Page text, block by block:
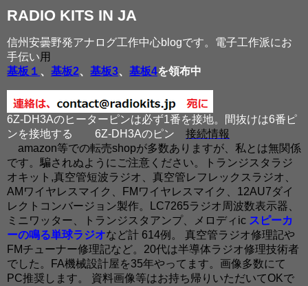
RADIO KITS IN JA
信州安曇野発アナログ工作中心blogです。電子工作派にお
手伝い用
基板１ 、 基板2、 基板3、 基板4を領布中
6Z-DH3Aのヒーターピンは必ず1番を接地。間抜けは6番ピ
ンを接地する
6Z-DH3Aのピン 接続情報
amazon等での転売shopが多数ありますが、私とは無関係
です。騙されぬようにご注意ください。トランジスタラジ
オキット,真空管短波ラジオ、真空管レフレックスラジオ、
AMワイヤレスマイク、FMワイヤレスマイク、12AU7ダイ
レクトコンバージョン製作。LC7265ラジオ周波数表示器、
ミニワッター、トランジスタアンプ、メロディic スピーカ
ーの鳴る単球ラジオなど計 614例。 真空管ラジオ修理記や
FMチューナー修理記など。20代は半導体ラジオ修理技術者
でした。FA機械設計屋を35年やってます。画像多数にて
PC推奨します。 資料画像等はお持ち帰りいただいてOKで